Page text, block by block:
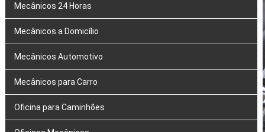
Mecânicos 24 Horas
Mecânicos a Domicílio
Mecânicos Automotivo
Mecânicos para Carro
Oficina para Caminhões